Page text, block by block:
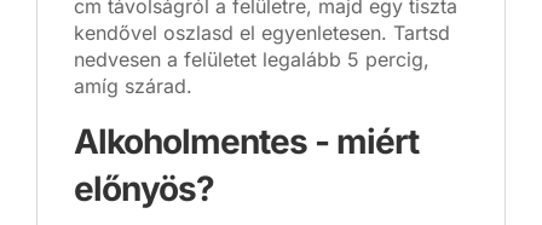
cm távolságról a felületre, majd egy tiszta
kendővel oszlasd el egyenletesen. Tartsd
nedvesen a felületet legalább 5 percig,
amíg szárad.
Alkoholmentes - miért
előnyös?